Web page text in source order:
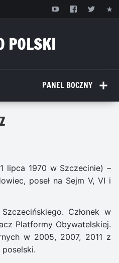
POLSKI
PANEL BOCZNY
lipca 1970 w Szczecinie) –
poseł na Sejm V, VI i
Członek w
Platformy Obywatelskiej.
w 2005, 2007, 2011 z
poselski.